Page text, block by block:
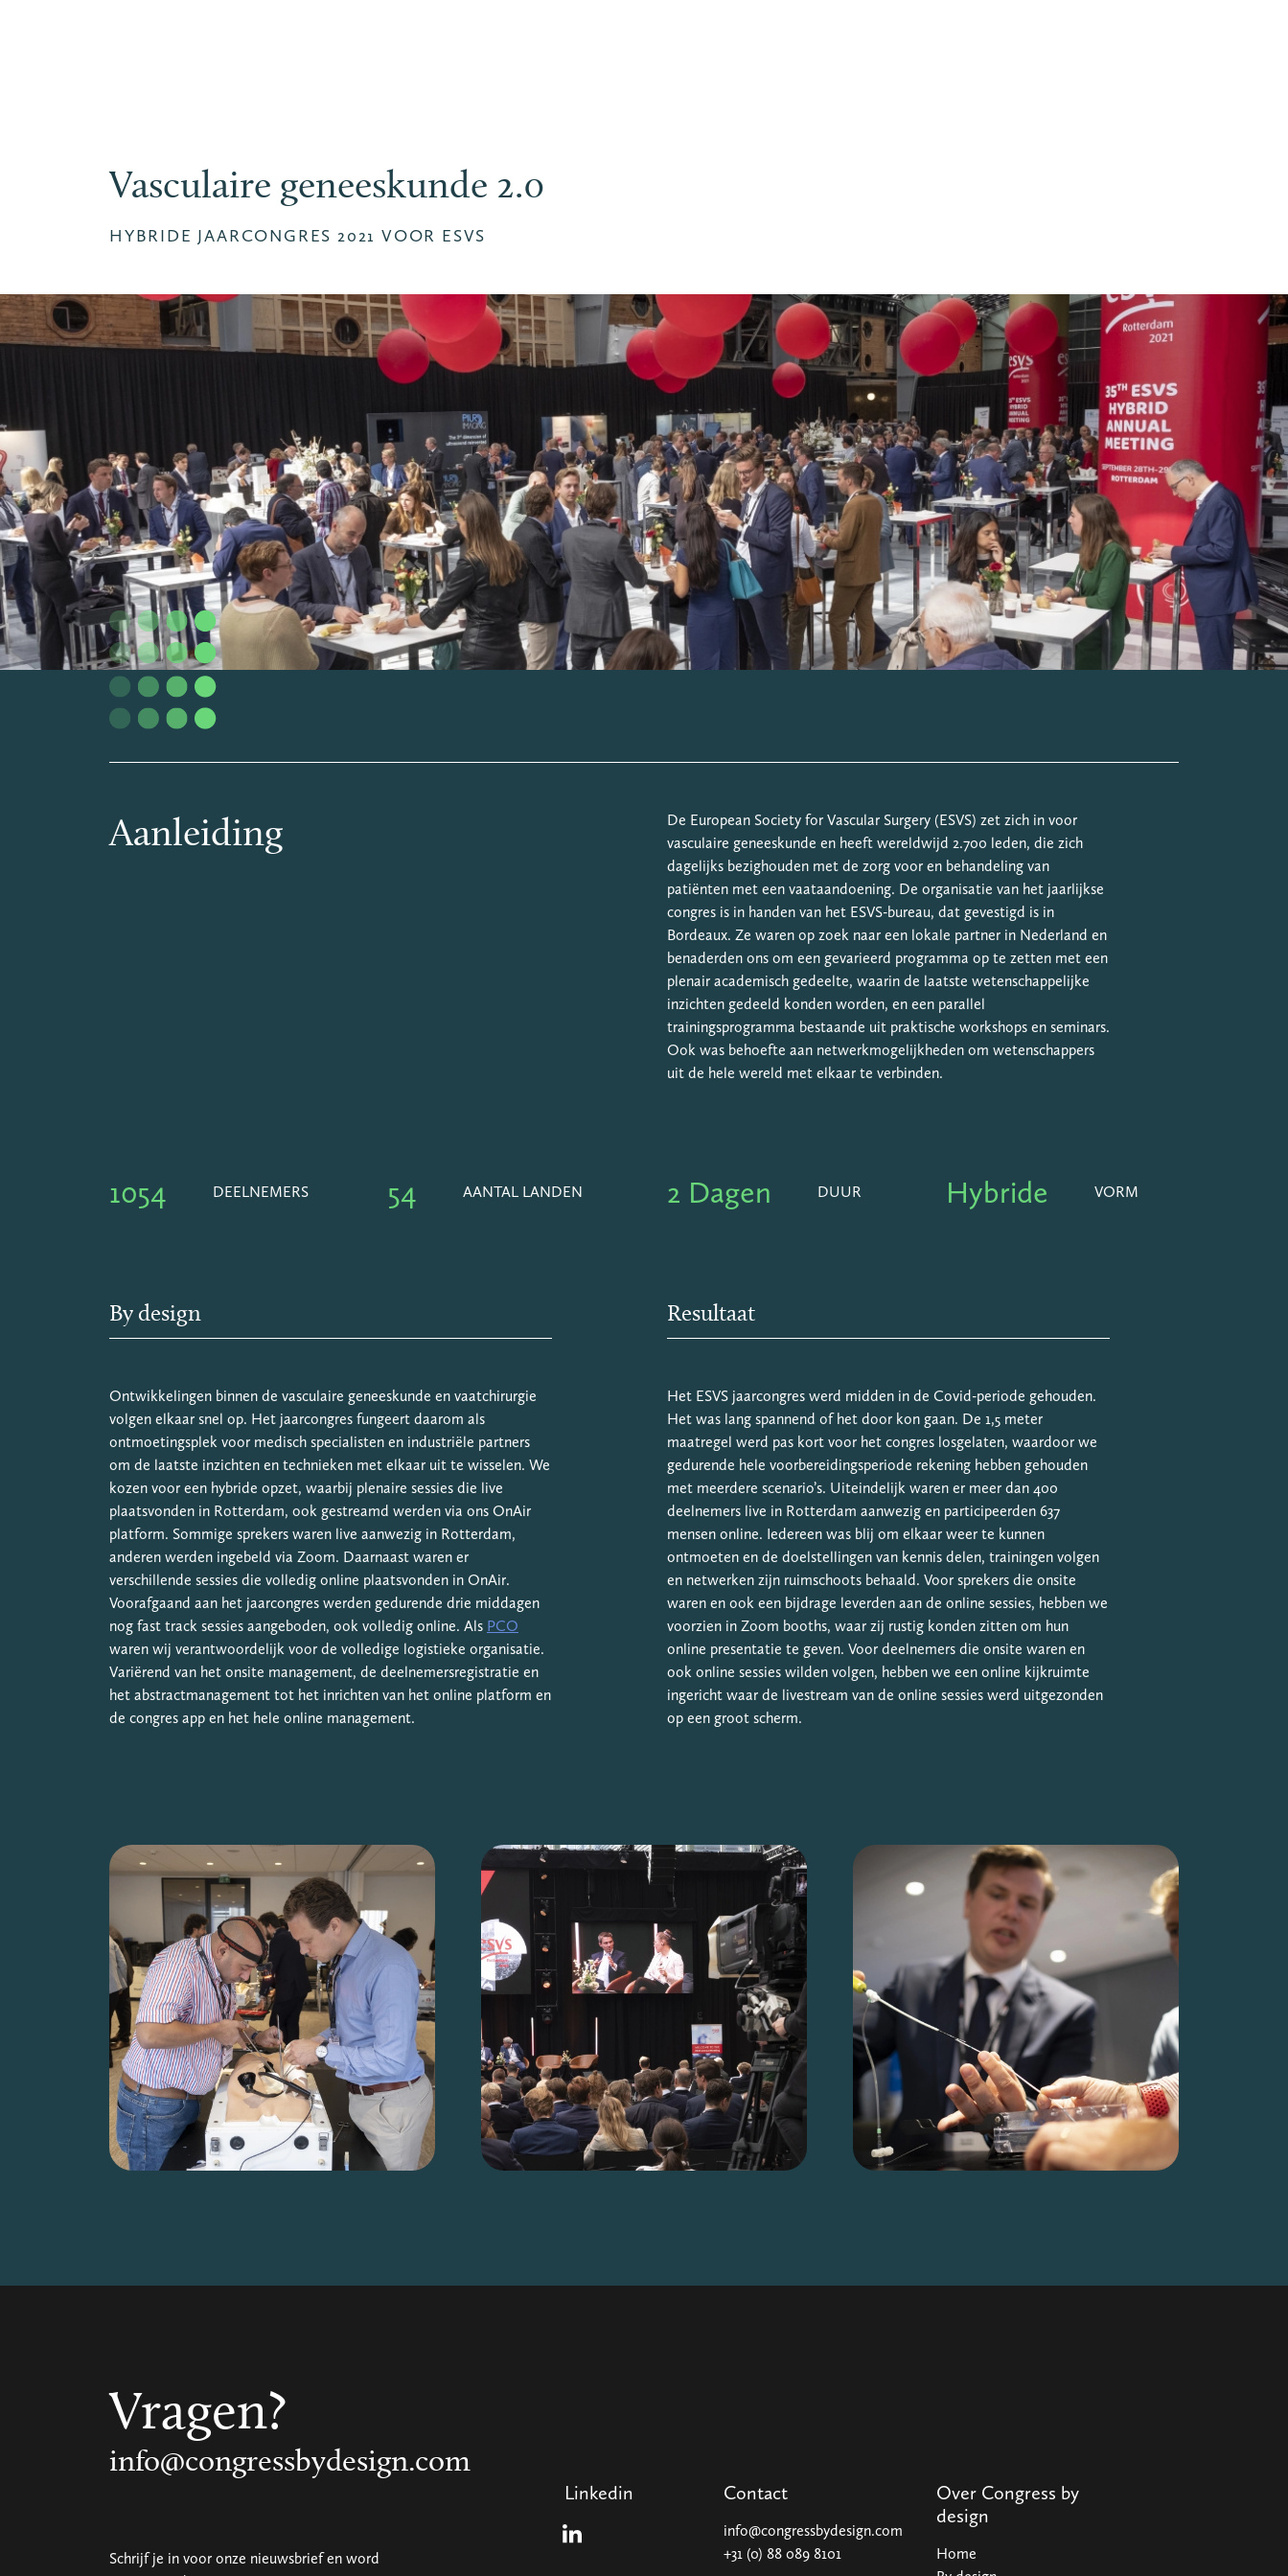
Vasculaire geneeskunde 2.0
HYBRIDE JAARCONGRES 2021 VOOR ESVS
Aanleiding
De European Society for Vascular Surgery (ESVS) zet zich in voor
vasculaire geneeskunde en heeft wereldwijd 2.700 leden, die zich
dagelijks bezighouden met de zorg voor en behandeling van
patiënten met een vaataandoening. De organisatie van het jaarlijkse
congres is in handen van het ESVS-bureau, dat gevestigd is in
Bordeaux. Ze waren op zoek naar een lokale partner in Nederland en
benaderden ons om een gevarieerd programma op te zetten met een
plenair academisch gedeelte, waarin de laatste wetenschappelijke
inzichten gedeeld konden worden, en een parallel
trainingsprogramma bestaande uit praktische workshops en seminars.
Ook was behoefte aan netwerkmogelijkheden om wetenschappers
uit de hele wereld met elkaar te verbinden.
1054 DEELNEMERS 54 AANTAL LANDEN 2 Dagen DUUR Hybride VORM
By design
Ontwikkelingen binnen de vasculaire geneeskunde en vaatchirurgie
volgen elkaar snel op. Het jaarcongres fungeert daarom als
ontmoetingsplek voor medisch specialisten en industriële partners
om de laatste inzichten en technieken met elkaar uit te wisselen. We
kozen voor een hybride opzet, waarbij plenaire sessies die live
plaatsvonden in Rotterdam, ook gestreamd werden via ons OnAir
platform. Sommige sprekers waren live aanwezig in Rotterdam,
anderen werden ingebeld via Zoom. Daarnaast waren er
verschillende sessies die volledig online plaatsvonden in OnAir.
Voorafgaand aan het jaarcongres werden gedurende drie middagen
nog fast track sessies aangeboden, ook volledig online. Als PCO
waren wij verantwoordelijk voor de volledige logistieke organisatie.
Variërend van het onsite management, de deelnemersregistratie en
het abstractmanagement tot het inrichten van het online platform en
de congres app en het hele online management.
Resultaat
Het ESVS jaarcongres werd midden in de Covid-periode gehouden.
Het was lang spannend of het door kon gaan. De 1,5 meter
maatregel werd pas kort voor het congres losgelaten, waardoor we
gedurende hele voorbereidingsperiode rekening hebben gehouden
met meerdere scenario’s. Uiteindelijk waren er meer dan 400
deelnemers live in Rotterdam aanwezig en participeerden 637
mensen online. Iedereen was blij om elkaar weer te kunnen
ontmoeten en de doelstellingen van kennis delen, trainingen volgen
en netwerken zijn ruimschoots behaald. Voor sprekers die onsite
waren en ook een bijdrage leverden aan de online sessies, hebben we
voorzien in Zoom booths, waar zij rustig konden zitten om hun
online presentatie te geven. Voor deelnemers die onsite waren en
ook online sessies wilden volgen, hebben we een online kijkruimte
ingericht waar de livestream van de online sessies werd uitgezonden
op een groot scherm.
Vragen?
info@congressbydesign.com
Schrijf je in voor onze nieuwsbrief en word
Linkedin
Linkedin
Contact
info@congressbydesign.com
+31 (0) 88 089 8101
Over Congress by
design
Home